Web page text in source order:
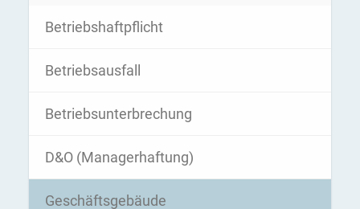
Betriebshaftpflicht
Betriebsausfall
Betriebsunterbrechung
D&O (Managerhaftung)
Geschäftsgebäude